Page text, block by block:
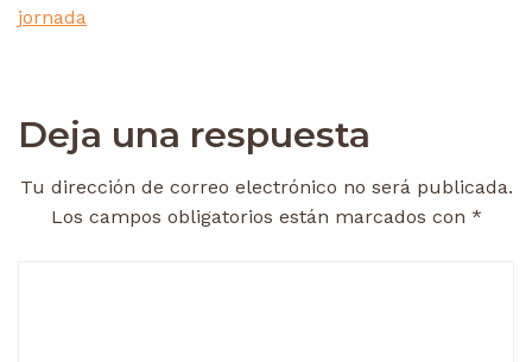
jornada
Deja una respuesta
Tu dirección de correo electrónico no será publicada.
Los campos obligatorios están marcados con *